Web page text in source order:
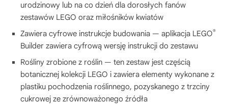
urodzinowy lub na co dzień dla dorosłych fanów
zestawów LEGO oraz miłośników kwiatów
Zawiera cyfrowe instrukcje budowania — aplikacja LEGO®
Builder zawiera cyfrową wersję instrukcji do zestawu
Rośliny zrobione z roślin — ten zestaw jest częścią
botanicznej kolekcji LEGO i zawiera elementy wykonane z
plastiku pochodzenia roślinnego, pozyskanego z trzciny
cukrowej ze zrównoważonego źródła